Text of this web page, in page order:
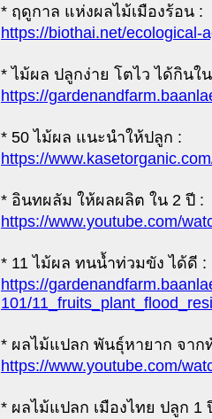
* ฤดูกาล แห่งผลไม้เมืองร้อน :
https://biothai.net/ecological-
* ไม้ผล ปลูกง่าย โตไว ได้กินใ
https://
* 50 ไม้ผล แนะนำให้ปลูก :
https://
* อินทผลัม ให้ผลผลิต ใน 2 ปี :
https://www.youtube.com/
* 11 ไม้ผล ทนน้ำท่วมขัง ได้ดี :
https://
101/
* ผลไม้แปลก พันธุ์หายาก จาก
https://www.youtube.com/
* ผลไม้แปลก เมืองไทย ปลูก 1